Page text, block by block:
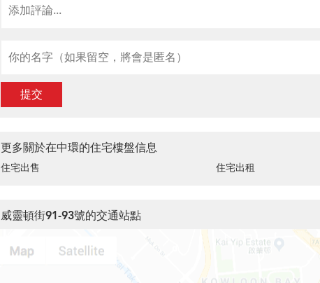
提交
更多關於在中環的住宅樓盤信息
住宅出售 住宅出租
威靈頓街91-93號的交通站點